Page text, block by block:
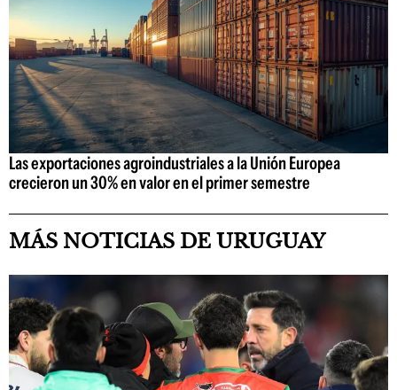
Las exportaciones agroindustriales a la Unión Europea
crecieron un 30% en valor en el primer semestre
MÁS NOTICIAS DE URUGUAY